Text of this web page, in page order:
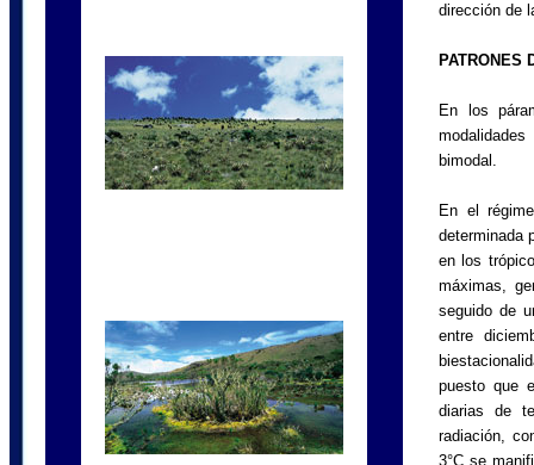
dirección de
PATRONES
En los
bimodal.
En el
determinada
en los
máximas,
seguido de
entre
puesto que
diarias de
radiación,
3°C se